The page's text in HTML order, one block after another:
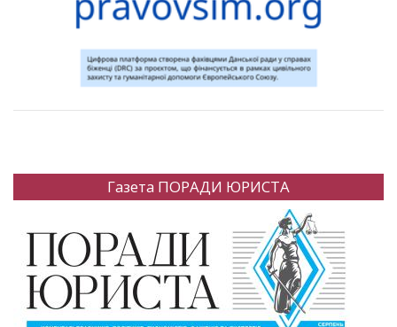
Газета ПОРАДИ ЮРИСТА